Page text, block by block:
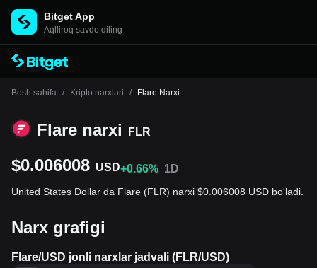
Bitget App
Aqlliroq savdo qiling
Bosh sahifa / Kripto narxlari / Flare Narxi
Flare narxi FLR
$0.006008 USD+0.66% 1D
United States Dollar da Flare (FLR) narxi $0.006008 USD bo'ladi.
Narx grafigi
Flare/USD jonli narxlar jadvali (FLR/USD)